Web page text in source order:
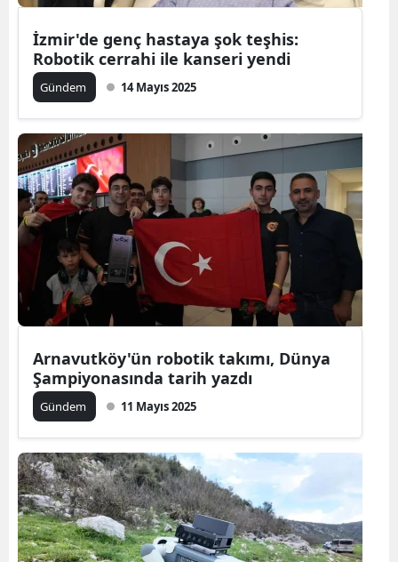
İzmir'de genç hastaya şok teşhis:
Robotik cerrahi ile kanseri yendi
Gündem 14 Mayıs 2025
Arnavutköy'ün robotik takımı, Dünya
Şampiyonasında tarih yazdı
Gündem 11 Mayıs 2025